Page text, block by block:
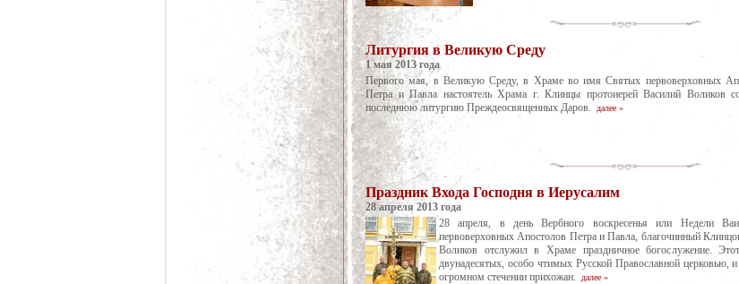
Литургия в Великую Среду
1 мая 2013 года
Первого мая, в Великую Среду, в Храме во имя Святых первоверховных
Петра и Павла настоятель Храма г. Клинцы протоиерей Василий Воликов
последнюю литургию Преждеосвященных Даров.
далее »
Праздник Входа Господня в Иерусалим
28 апреля 2013 года
28 апреля, в день Вербного воскресенья или Недели
первоверховных Апостолов Петра и Павла, благочинный
Воликов отслужил в Храме праздничное богослужение.
двунадесятых, особо чтимых Русской Православной церковью,
огромном стечении прихожан.
далее »